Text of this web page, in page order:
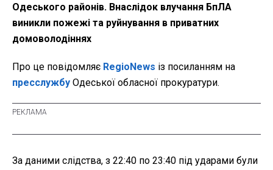
Одеського районів. Внаслідок влучання БпЛА
виникли пожежі та руйнування в приватних
домоволодіннях
Про це повідомляє RegioNews із посиланням на
пресслужбу Одеської обласної прокуратури.
За даними слідства, з 22:40 по 23:40 під ударами були